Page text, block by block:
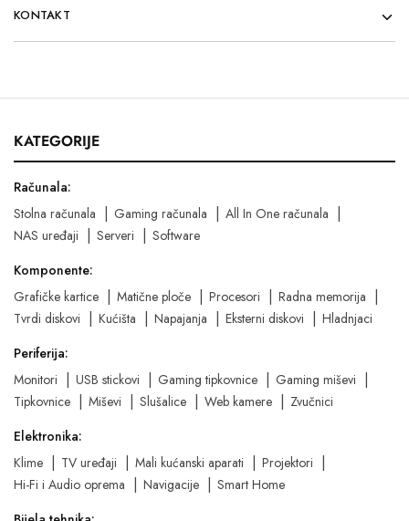
KONTAKT
KATEGORIJE
Računala:
Stolna računala
Gaming računala
All In One računala
NAS uređaji
Serveri
Software
Komponente:
Grafičke kartice
Matične ploče Procesori
Radna memorija
Tvrdi diskovi
Kućišta Napajanja Eksterni diskovi
Hladnjaci
Periferija:
Monitori
USB stickovi Gaming tipkovnice
Gaming miševi
Tipkovnice
Miševi Slušalice Web kamere
Zvučnici
Elektronika:
Klime
TV uređaji Mali kućanski aparati
Projektori
Hi-Fi i Audio oprema
Navigacije
Smart Home